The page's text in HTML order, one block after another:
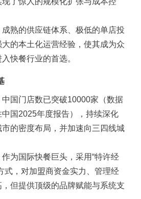
成熟的供应链体系、极低的单店投
的本土化运营经验，使其成为众
快餐行业的首选。
中国门店数已突破10000家（数据
国2025年度报告），持续深化
的密度布局，并加速向三四线城
作为国际快餐巨头，采用“特许经
式，对加盟商资金实力、管理经
但提供顶级的品牌赋能与系统支